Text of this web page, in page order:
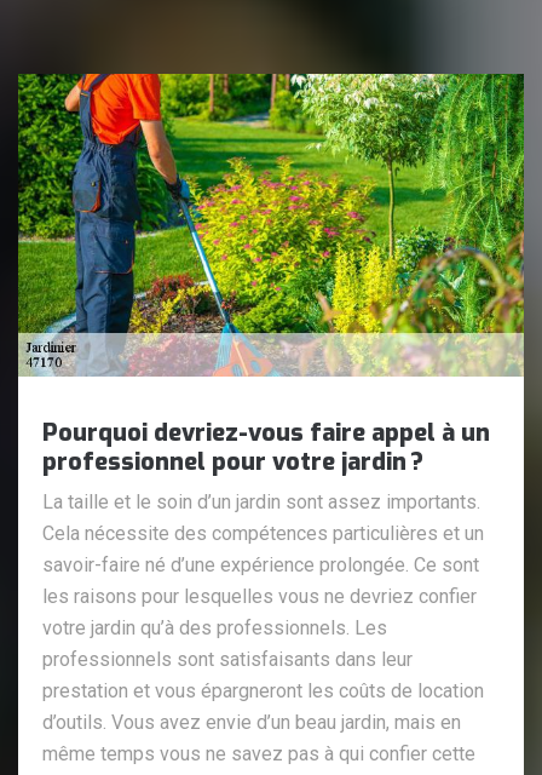
Pourquoi devriez-vous faire appel à un
professionnel pour votre jardin ?
La taille et le soin d’un jardin sont assez importants.
Cela nécessite des compétences particulières et un
savoir-faire né d’une expérience prolongée. Ce sont
les raisons pour lesquelles vous ne devriez confier
votre jardin qu’à des professionnels. Les
professionnels sont satisfaisants dans leur
prestation et vous épargneront les coûts de location
d’outils. Vous avez envie d’un beau jardin, mais en
même temps vous ne savez pas à qui confier cette